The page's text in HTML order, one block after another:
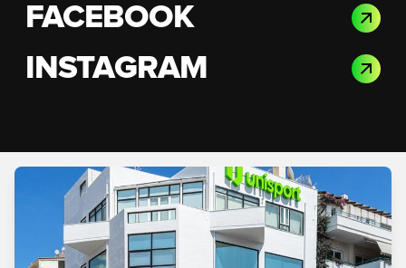
FACEBOOK
INSTAGRAM